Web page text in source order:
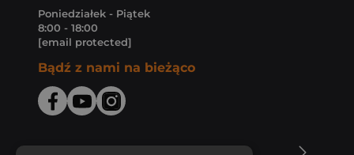
Poniedziałek - Piątek
8:00 - 18:00
[email protected]
Bądź z nami na bieżąco